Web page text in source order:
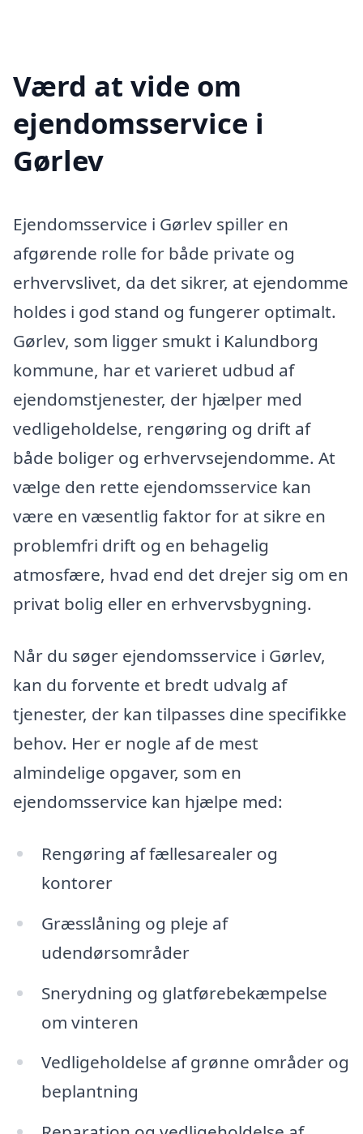
Værd at vide om
ejendomsservice i
Gørlev
Ejendomsservice i Gørlev spiller en
afgørende rolle for både private og
erhvervslivet, da det sikrer, at ejendomme
holdes i god stand og fungerer optimalt.
Gørlev, som ligger smukt i Kalundborg
kommune, har et varieret udbud af
ejendomstjenester, der hjælper med
vedligeholdelse, rengøring og drift af
både boliger og erhvervsejendomme. At
vælge den rette ejendomsservice kan
være en væsentlig faktor for at sikre en
problemfri drift og en behagelig
atmosfære, hvad end det drejer sig om en
privat bolig eller en erhvervsbygning.
Når du søger ejendomsservice i Gørlev,
kan du forvente et bredt udvalg af
tjenester, der kan tilpasses dine specifikke
behov. Her er nogle af de mest
almindelige opgaver, som en
ejendomsservice kan hjælpe med:
Rengøring af fællesarealer og
kontorer
Græsslåning og pleje af
udendørsområder
Snerydning og glatførebekæmpelse
om vinteren
Vedligeholdelse af grønne områder og
beplantning